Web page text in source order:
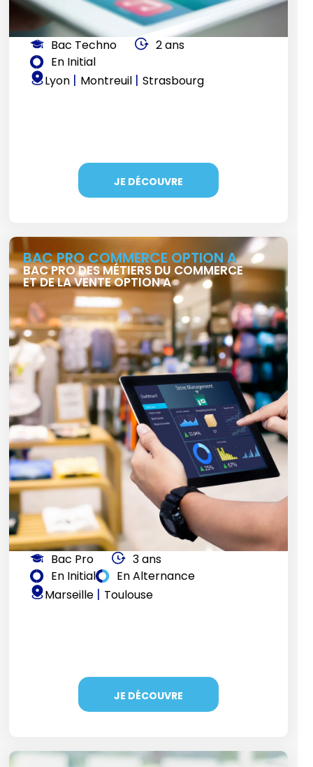
Bac Techno
2 ans
En Initial
Lyon | Montreuil | Strasbourg
JE DÉCOUVRE
BAC PRO COMMERCE OPTION A
BAC PRO DES MÉTIERS DU COMMERCE
ET DE LA VENTE OPTION A
Bac Pro
3 ans
En Initial
En Alternance
Marseille | Toulouse
JE DÉCOUVRE